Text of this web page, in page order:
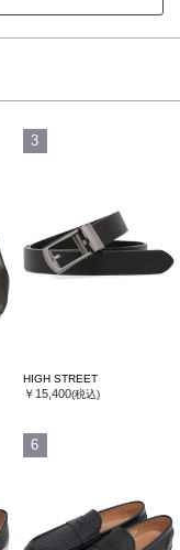
3
HIGH STREET
￥15,400(税込)
6